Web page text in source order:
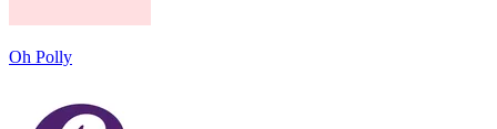
Oh Polly